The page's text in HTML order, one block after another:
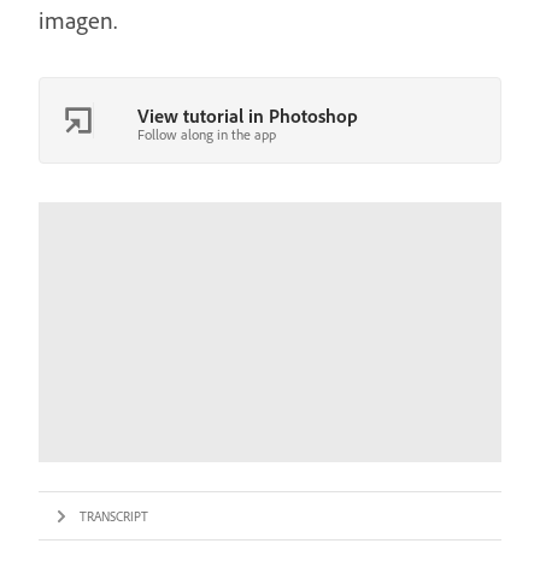
imagen.
View tutorial in Photoshop
Follow along in the app
TRANSCRIPT